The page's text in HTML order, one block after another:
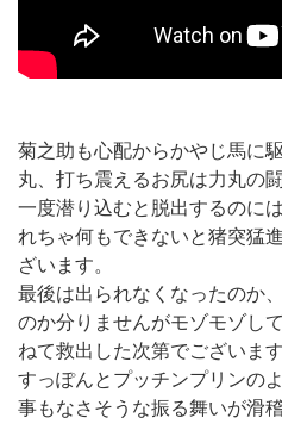
菊之助も心配からかやじ馬に
丸、打ち震えるお尻は力丸の
一度潜り込むと脱出するのに
れちゃ何もできないと猪突猛
ざいます。
最後は出られなくなったのか
のか分りませんがモゾモゾし
ねて救出した次第でございます
すっぽんとプッチンプリンの
事もなさそうな振る舞いが滑